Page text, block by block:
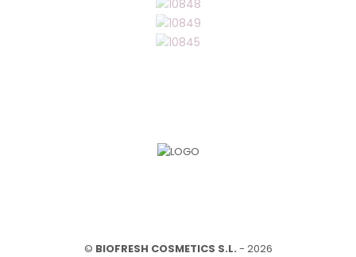
© BIOFRESH COSMETICS S.L. - 2026